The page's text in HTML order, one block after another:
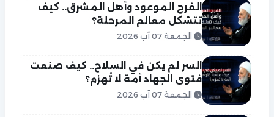
الفرج الموعود وأهل المشرق.. كيف
تتشكل معالم المرحلة؟
الجمعة 07 آب 2026
السر لم يكن في السلاح.. كيف صنعت
فتوى الجهاد أمة لا تُهزم؟
الجمعة 07 آب 2026